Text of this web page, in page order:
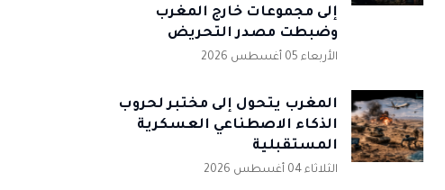
إلى مجموعات خارج المغرب
وضبطت مصدر التحريض
الأربعاء 05 أغسطس 2026
المغرب يتحول إلى مختبر لحروب
الذكاء الاصطناعي العسكرية
المستقبلية
الثلاثاء 04 أغسطس 2026